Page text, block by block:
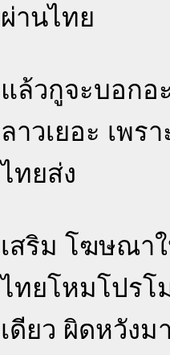
ผ่านไทย
แล้วกูจะบอกอ
ลาวเยอะ เพร
ไทยส่ง
เสริม โฆษณา
ไทยโหมโปรโ
เดียว ผิดหวังม